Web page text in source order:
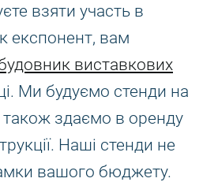
взяти участь в
експонент, вам
виставкових
Ми будуємо стенди на
здаємо в оренду
Наші стенди не
вашого бюджету.